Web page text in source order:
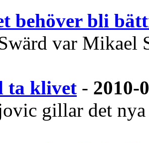
behöver bli
var Mikael
ta klivet - 2010-
gillar det nya